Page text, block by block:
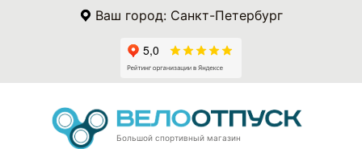
Ваш город: Санкт-Петербург
Большой спортивный магазин